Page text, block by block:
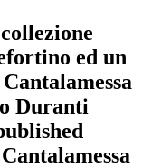
ed un
Duranti